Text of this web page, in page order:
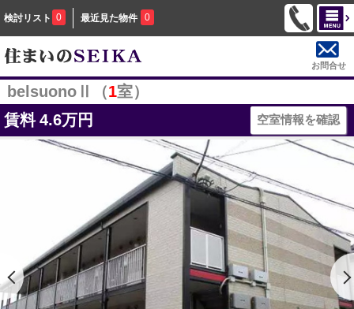
検討リスト 0 最近見た物件 0
お問合せ
belsuonoⅡ（1室）
賃料 4.6万円 空室情報を確認